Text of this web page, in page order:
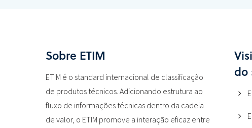
Sobre ETIM
ETIM é o standard internacional de classificação
de produtos técnicos. Adicionando estrutura ao
fluxo de informações técnicas dentro da cadeia
de valor, o ETIM promove a interação eficaz entre
do